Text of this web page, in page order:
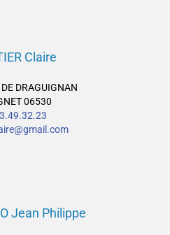
Claire
DRAGUIGNAN
06530
Jean Philippe